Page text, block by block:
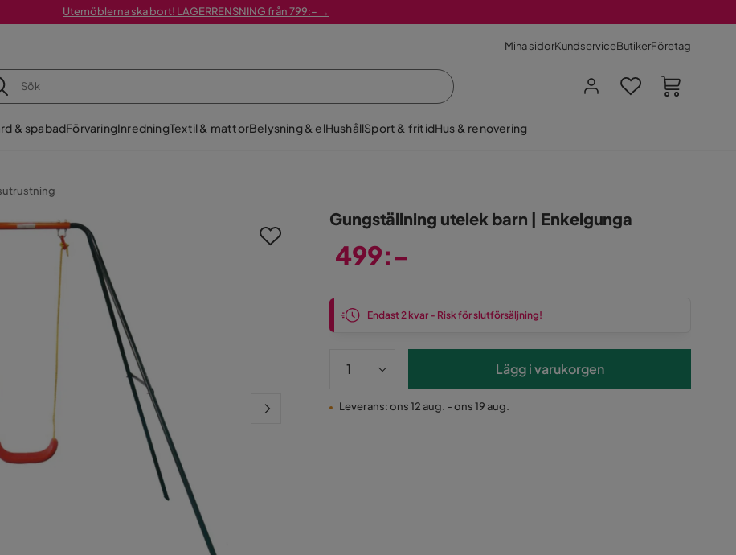
Utemöblerna ska bort! LAGERRENSNING från 799:– →
Mina sidorKundserviceButikerFöretag
& spabadFörvaringInredningTextil & mattorBelysning & elHushållSport & fritidHus & renovering
Gungställning utelek barn | Enkelgunga
499:-
Endast 2 kvar - Risk för slutförsäljning!
Lägg i varukorgen
Leverans: ons 12 aug. - ons 19 aug.